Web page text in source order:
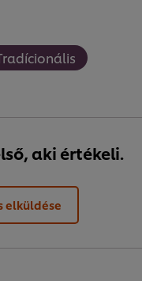
aki értékeli.
elküldése